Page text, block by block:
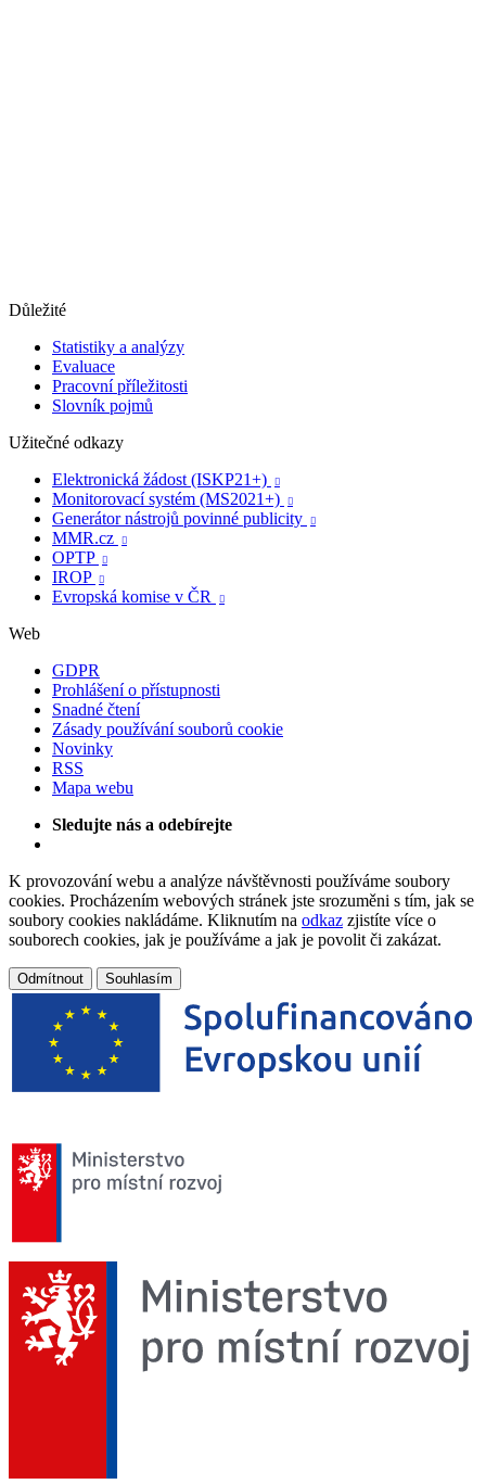
Důležité
Statistiky a analýzy
Evaluace
Pracovní příležitosti
Slovník pojmů
Užitečné odkazy
Elektronická žádost (ISKP21+)

Monitorovací systém (MS2021+) 
Generátor nástrojů povinné publicity 
MMR.cz 
OPTP 
IROP 
Evropská komise v ČR 
Web
GDPR
Prohlášení o přístupnosti
Snadné čtení
Zásady používání souborů cookie
Novinky
RSS
Mapa webu
Sledujte nás a odebírejte
K provozování webu a analýze návštěvnosti používáme soubory
cookies. Procházením webových stránek jste srozuměni s tím, jak se
soubory cookies nakládáme. Kliknutím na odkaz zjistíte více o
souborech cookies, jak je používáme a jak je povolit či zakázat.
Odmítnout Souhlasím